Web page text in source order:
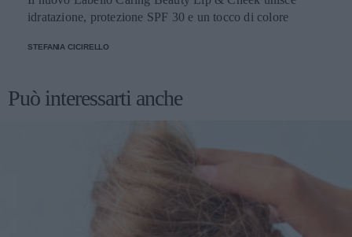
idratazione, protezione SPF 30 e un tocco di colore
STEFANIA CICIRELLO
Può interessarti anche